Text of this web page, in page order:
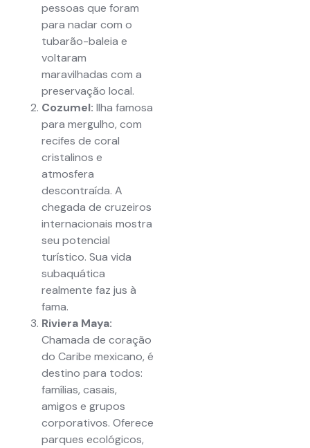
pessoas que foram
para nadar com o
tubarão-baleia e
voltaram
maravilhadas com a
preservação local.
Cozumel: Ilha famosa
para mergulho, com
recifes de coral
cristalinos e
atmosfera
descontraída. A
chegada de cruzeiros
internacionais mostra
seu potencial
turístico. Sua vida
subaquática
realmente faz jus à
fama.
Riviera Maya:
Chamada de coração
do Caribe mexicano, é
destino para todos:
famílias, casais,
amigos e grupos
corporativos. Oferece
parques ecológicos,